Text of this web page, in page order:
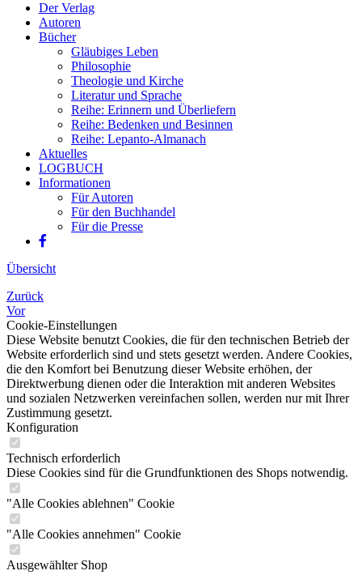
Der Verlag
Autoren
Bücher
Gläubiges Leben
Philosophie
Theologie und Kirche
Literatur und Sprache
Reihe: Erinnern und Überliefern
Reihe: Bedenken und Besinnen
Reihe: Lepanto-Almanach
Aktuelles
LOGBUCH
Informationen
Für Autoren
Für den Buchhandel
Für die Presse
Übersicht
Zurück
Vor
Cookie-Einstellungen
Diese Website benutzt Cookies, die für den technischen Betrieb der
Website erforderlich sind und stets gesetzt werden. Andere Cookies,
die den Komfort bei Benutzung dieser Website erhöhen, der
Direktwerbung dienen oder die Interaktion mit anderen Websites
und sozialen Netzwerken vereinfachen sollen, werden nur mit Ihrer
Zustimmung gesetzt.
Konfiguration
Technisch erforderlich
Diese Cookies sind für die Grundfunktionen des Shops notwendig.
"Alle Cookies ablehnen" Cookie
"Alle Cookies annehmen" Cookie
Ausgewählter Shop